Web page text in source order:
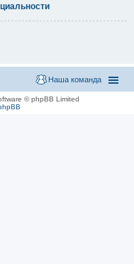
Наша команда
© phpBB Limited